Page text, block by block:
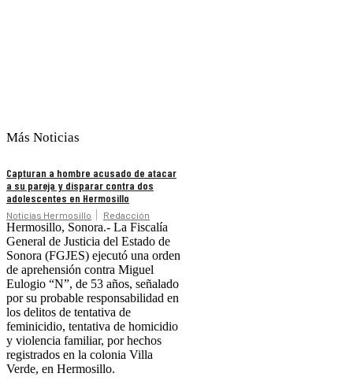
Más Noticias
Capturan a hombre acusado de atacar
a su pareja y disparar contra dos
adolescentes en Hermosillo
Noticias Hermosillo Redacción
Hermosillo, Sonora.- La Fiscalía
General de Justicia del Estado de
Sonora (FGJES) ejecutó una orden
de aprehensión contra Miguel
Eulogio “N”, de 53 años, señalado
por su probable responsabilidad en
los delitos de tentativa de
feminicidio, tentativa de homicidio
y violencia familiar, por hechos
registrados en la colonia Villa
Verde, en Hermosillo.